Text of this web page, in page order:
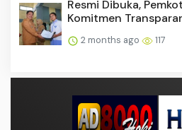
Resmi Dibuka,
Komitmen
2 months ago 117